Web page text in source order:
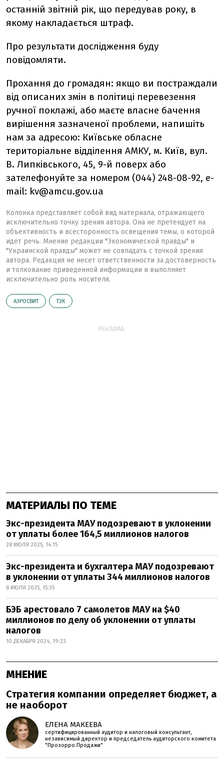
останній звітній рік, що передував року, в
якому накладається штраф.
Про результати дослідження буду
повідомляти.
Прохання до громадян: якщо ви постраждали
від описаних змін в політиці перевезення
ручної поклажі, або маєте власне бачення
вирішення зазначеної проблеми, напишіть
нам за адресою: Київське обласне
територіальне відділення АМКУ, м. Київ, вул.
В. Липківського, 45, 9-й поверх або
зателефонуйте за номером (044) 248-08-92, e-
mail: kv@amcu.gov.ua
Колонка представляет собой вид материала, отражающего
исключительно точку зрения автора. Она не претендует на
объективность и всесторонность освещения темы, о которой
идет речь. Мнение редакции "Экономической правды" и
"Украинской правды" может не совпадать с точкой зрения
автора. Редакция не несет ответственности за достоверность
и толкование приведенной информации и выполняет
исключительно роль носителя.
АЭРОСВИТ ТЭК
РЕКЛАМА:
МАТЕРИАЛЫ ПО ТЕМЕ
Экс-президента МАУ подозревают в уклонении
от уплаты более 164,5 миллионов налогов
28 ИЮЛЯ 2025, 14:15
Экс-президента и бухгалтера МАУ подозревают
в уклонении от уплаты 344 миллионов налогов
8 ИЮЛЯ 2025, 15:35
БЭБ арестовало 7 самолетов МАУ на $40
миллионов по делу об уклонении от уплаты
налогов
10 ДЕКАБРЯ 2024, 19:23
МНЕНИЕ
Стратегия компании определяет бюджет, а
не наоборот
ЕЛЕНА МАКЕЕВА
сертифицированный аудитор и налоговый консультант,
независимый директор и председатель аудиторского комитета
"Прозорро.Продажи"